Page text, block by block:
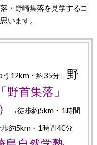
・野崎集落を見学するコ
います。
う12km・約35分→ 野
「野首集落」
→徒歩約5km・1時間
約5km・1時間40分